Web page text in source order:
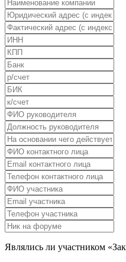
Являлись ли участником